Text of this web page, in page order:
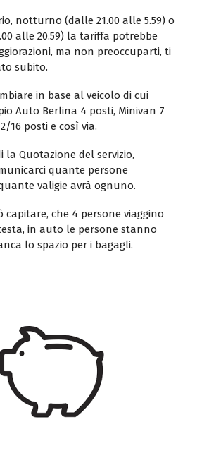
notturno (dalle 21.00 alle 5.59) o
alle 20.59) la tariffa potrebbe
ma non preoccuparti, ti
subito.
in base al veicolo di cui
Auto Berlina 4 posti, Minivan 7
16 posti e così via.
la Quotazione del servizio,
quante persone
valigie avrà ognuno.
capitare, che 4 persone viaggino
in auto le persone stanno
lo spazio per i bagagli.